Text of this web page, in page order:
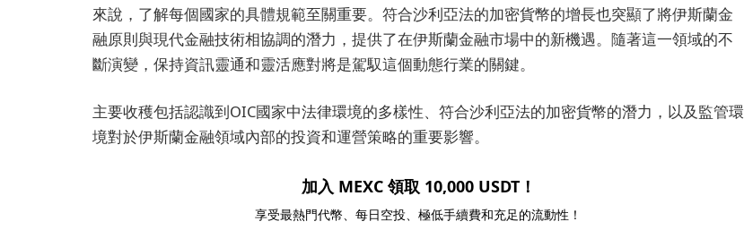
來說，了解每個國家的具體規範至關重要。符合沙利亞法的加密貨幣的增長也突顯了將伊斯蘭金
融原則與現代金融技術相協調的潛力，提供了在伊斯蘭金融市場中的新機遇。隨著這一領域的不
斷演變，保持資訊靈通和靈活應對將是駕馭這個動態行業的關鍵。
主要收穫包括認識到OIC國家中法律環境的多樣性、符合沙利亞法的加密貨幣的潛力，以及監管環
境對於伊斯蘭金融領域內部的投資和運營策略的重要影響。
加入 MEXC 領取 10,000 USDT！
享受最熱門代幣、每日空投、極低手續費和充足的流動性！